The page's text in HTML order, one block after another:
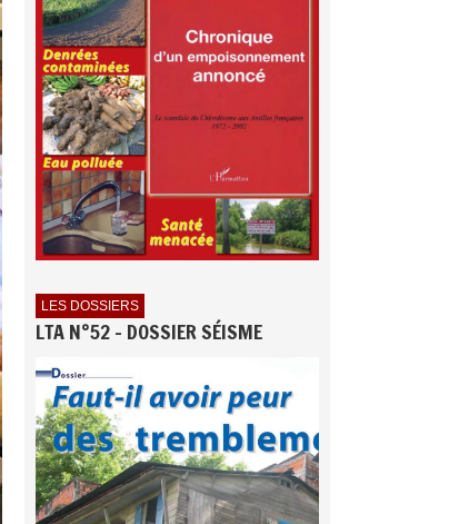
LES DOSSIERS
LTA N°52 - DOSSIER SÉISME